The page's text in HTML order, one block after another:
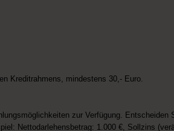
Kreditrahmens, mindestens 30,- Euro.
zur Verfügung. Entscheiden
Nettodarlehensbetrag: 1.000 €, Sollzins